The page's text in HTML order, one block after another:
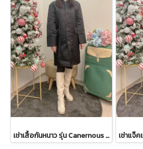
เช่าเสื้อกันหนาว รุ่น Canernous Black Single Breasted Coat 2109GCT1630FABK1